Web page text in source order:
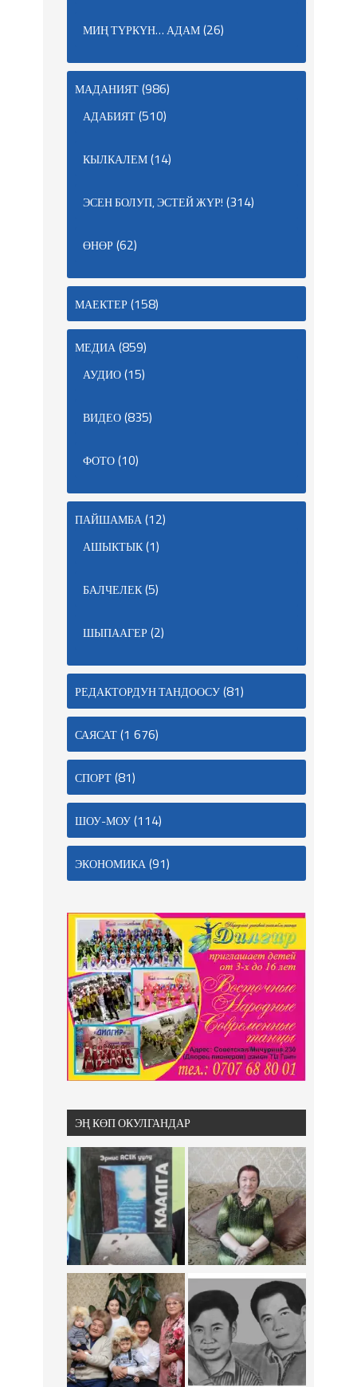
МИҢ ТҮРКҮН… АДАМ(26)
МАДАНИЯТ(986)
АДАБИЯТ(510)
КЫЛКАЛЕМ(14)
ЭСЕН БОЛУП, ЭСТЕЙ ЖҮР! (314)
ӨНӨР(62)
МАЕКТЕР(158)
МЕДИА(859)
АУДИО(15)
ВИДЕО(835)
ФОТО(10)
ПАЙШАМБА(12)
АШЫКТЫК(1)
БАЛЧЕЛЕК(5)
ШЫПААГЕР(2)
РЕДАКТОРДУН ТАНДООСУ(81)
САЯСАТ(1 676)
СПОРТ(81)
ШОУ-МОУ(114)
ЭКОНОМИКА(91)
ЭҢ КӨП ОКУЛГАНДАР